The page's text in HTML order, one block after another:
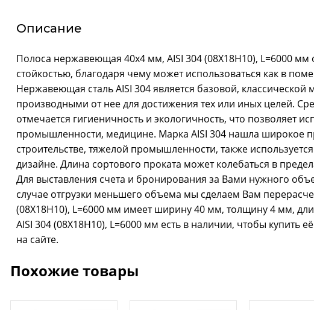
Описание
Полоса нержавеющая 40x4 мм, AISI 304 (08Х18Н10), L=6000
стойкостью, благодаря чему может использоваться как в
Нержавеющая сталь AISI 304 является базовой,
производными от нее для достижения тех или иных целей.
отмечается гигиеничность и экологичность, что позволяет
промышленности, медицине. Марка AISI 304 нашла широкое
строительстве, тяжелой промышленности, также
дизайне. Длина сортового проката может колебаться в
Для выставления счета и бронирования за Вами нужного
случае отгрузки меньшего объема мы сделаем Вам
(08Х18Н10), L=6000 мм имеет ширину 40 мм, толщину 4 мм,
AISI 304 (08Х18Н10), L=6000 мм есть в наличии, чтобы купить
на сайте.
Похожие товары